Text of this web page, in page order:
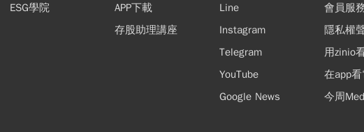
ESG學院
APP下載
存股助理講座
Line
Instagram
Telegram
YouTube
Google News
會員服
隱私權
用zinio
在app
今周